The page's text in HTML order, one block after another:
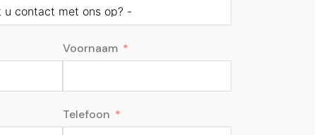
Voornaam
Telefoon